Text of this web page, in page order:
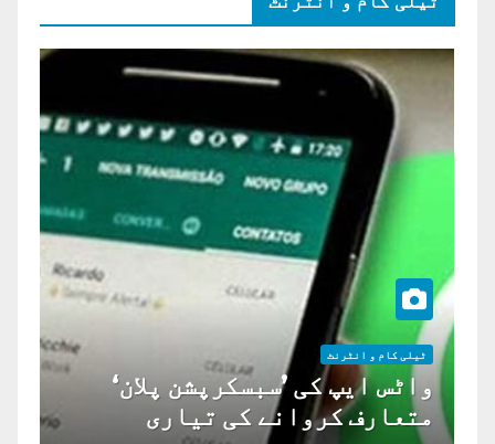
ٹیلی کام و انٹرنٹ
واٹس ایپ کی ’سبسکرپشن پلان‘
متعارف کروانے کی تیاری